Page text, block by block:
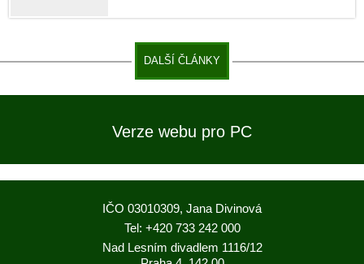
DALŠÍ ČLÁNKY
Verze webu pro PC
IČO 03010309, Jana Divinová
Tel: +420 733 242 000
Nad Lesním divadlem 1116/12